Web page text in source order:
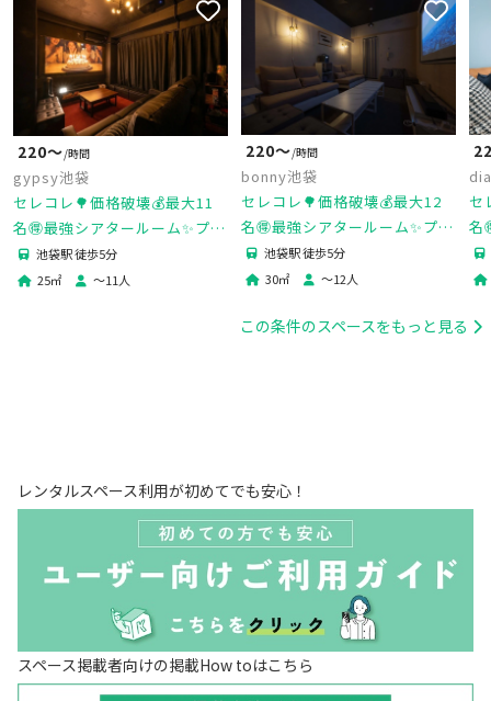
220〜/時間
gypsy池袋
セレコレ🌳価格破壊💰最大11
名🉐最強シアタールーム✨プロ
ジェクター📽️映画🐈‍⬛デート💓
ゲーム🎮推し活🌟gypsy池袋
池袋駅 徒歩5分
25㎡ 〜11 人
220〜/時間
bonny池袋
セレコレ🌳価格破壊💰最大12
名🉐最強シアタールーム✨プロ
ジェクター📽️映画🐈‍⬛デート💓
ゲーム🎮女子会💗推し活🌟24H
池袋駅 徒歩5分
30㎡ 〜12人
セ
名
この条件のスペースをもっと見る
レンタルスペース利用が初めてでも安心！
スペース掲載者向けの掲載How toはこちら